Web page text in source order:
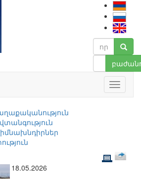
18.05.2026